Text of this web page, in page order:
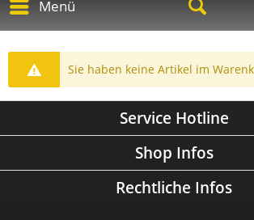
Menü
Sie haben keine Artikel im
Service Hotline
Shop Infos
Rechtliche Infos